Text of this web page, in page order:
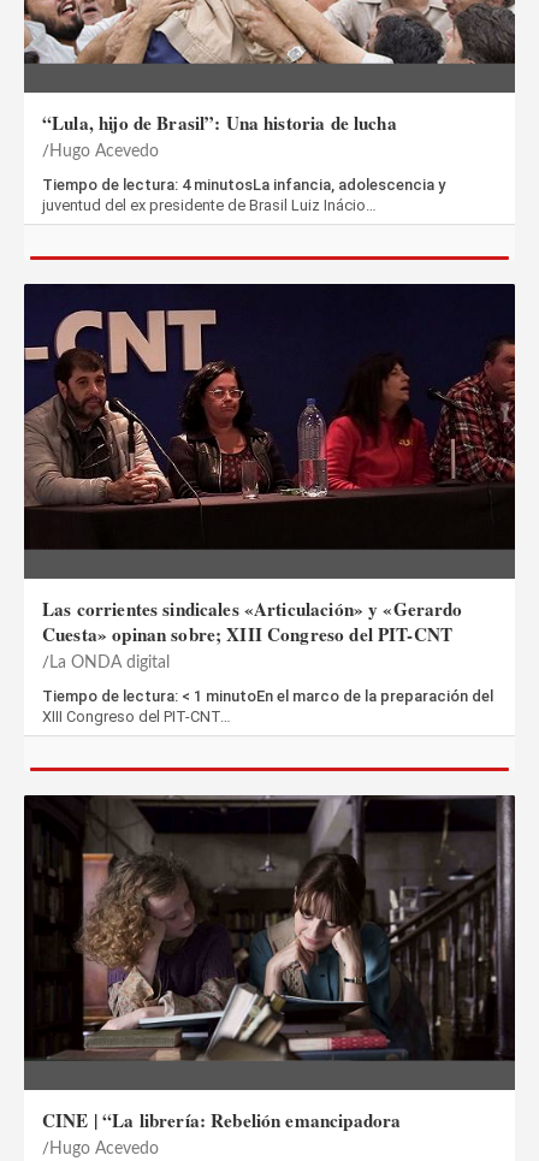
“Lula, hijo de Brasil”: Una historia de lucha
Hugo Acevedo
Tiempo de lectura: 4 minutosLa infancia, adolescencia y
juventud del ex presidente de Brasil Luiz Inácio…
Las corrientes sindicales «Articulación» y «Gerardo
Cuesta» opinan sobre; XIII Congreso del PIT-CNT
La ONDA digital
Tiempo de lectura: < 1 minutoEn el marco de la preparación del
XIII Congreso del PIT-CNT…
CINE | “La librería: Rebelión emancipadora
Hugo Acevedo